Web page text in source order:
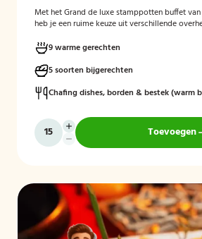
Met het Grand de luxe stamppotten buffet
heb je een ruime keuze uit verschillende
9 warme gerechten
5 soorten bijgerechten
Chafing dishes, borden & bestek (warm
Toevoegen